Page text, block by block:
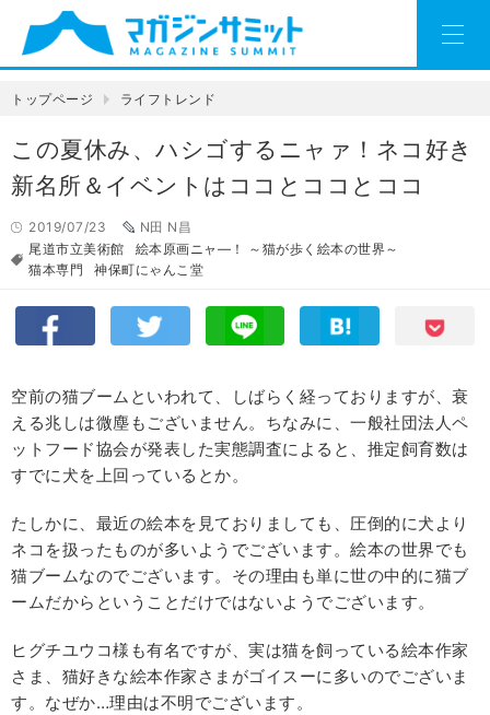
トップページ ライフトレンド
この夏休み、ハシゴするニャァ！ネコ好き
新名所＆イベントはココとココとココ
2019/07/23
N田 N昌
尾道市立美術館
絵本原画ニャ―！ ～猫が歩く絵本の世界～
猫本専門
神保町にゃんこ堂
空前の猫ブームといわれて、しばらく経っておりますが、衰
える兆しは微塵もございません。ちなみに、一般社団法人ペ
ットフード協会が発表した実態調査によると、推定飼育数は
すでに犬を上回っているとか。
たしかに、最近の絵本を見ておりましても、圧倒的に犬より
ネコを扱ったものが多いようでございます。絵本の世界でも
猫ブームなのでございます。その理由も単に世の中的に猫ブ
ームだからということだけではないようでございます。
ヒグチユウコ様も有名ですが、実は猫を飼っている絵本作家
さま、猫好きな絵本作家さまがゴイスーに多いのでございま
す。なぜか…理由は不明でございます。